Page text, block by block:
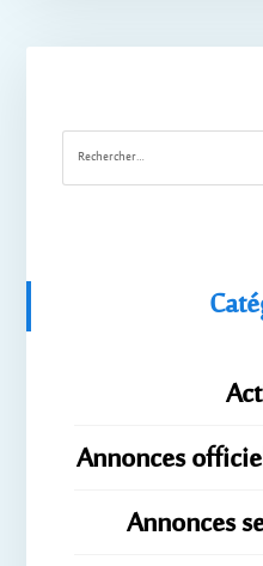
Annonces
Annonces